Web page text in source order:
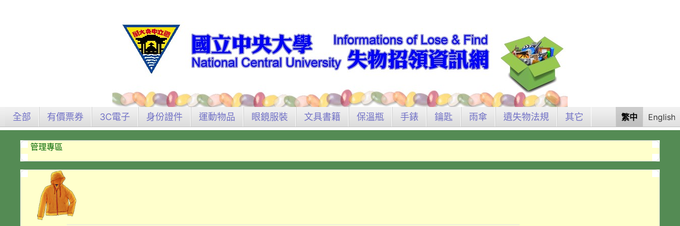
全部 有價票券 3C電子 身份證件 運動物品 眼鏡服裝 文具書籍 保溫瓶 手錶 鑰匙 雨傘 遺失物法規 其它 繁中 English
管理專區